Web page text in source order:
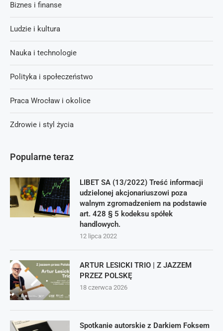
Popularne teraz
LIBET SA (13/2022) Treść informacji
udzielonej akcjonariuszowi poza
walnym zgromadzeniem na podstawie
art. 428 § 5 kodeksu spółek
handlowych.
12 lipca 2022
ARTUR LESICKI TRIO | Z JAZZEM
PRZEZ POLSKĘ
18 czerwca 2026
Spotkanie autorskie z Darkiem Foksem
Biznes i finanse
Ludzie i kultura
Nauka i technologie
Polityka i społeczeństwo
Praca Wrocław i okolice
Zdrowie i styl życia